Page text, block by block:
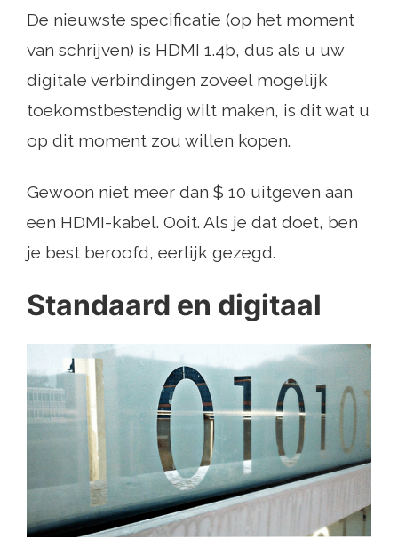
De nieuwste specificatie (op het moment
van schrijven) is HDMI 1.4b, dus als u uw
digitale verbindingen zoveel mogelijk
toekomstbestendig wilt maken, is dit wat u
op dit moment zou willen kopen.
Gewoon niet meer dan $ 10 uitgeven aan
een HDMI-kabel. Ooit. Als je dat doet, ben
je best beroofd, eerlijk gezegd.
Standaard en digitaal